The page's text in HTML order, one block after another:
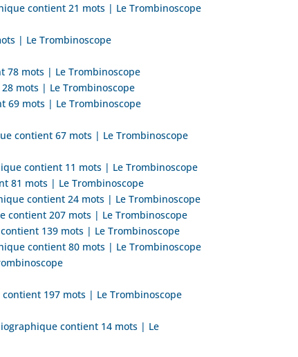
contient 21 mots | Le Trombinoscope
| Le Trombinoscope
78 mots | Le Trombinoscope
mots | Le Trombinoscope
69 mots | Le Trombinoscope
contient 67 mots | Le Trombinoscope
contient 11 mots | Le Trombinoscope
81 mots | Le Trombinoscope
contient 24 mots | Le Trombinoscope
contient 207 mots | Le Trombinoscope
139 mots | Le Trombinoscope
contient 80 mots | Le Trombinoscope
197 mots | Le Trombinoscope
contient 14 mots | Le